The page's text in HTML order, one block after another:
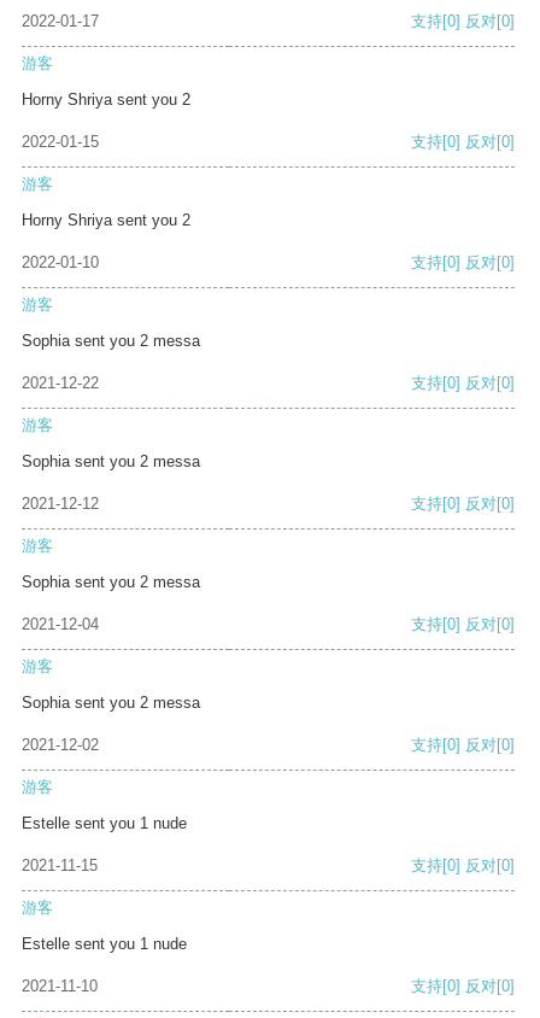
2022-01-17 支持[0] 反对[0]
游客
Horny Shriya sent you 2
2022-01-15 支持[0] 反对[0]
游客
Horny Shriya sent you 2
2022-01-10 支持[0] 反对[0]
游客
Sophia sent you 2 messa
2021-12-22 支持[0] 反对[0]
游客
Sophia sent you 2 messa
2021-12-12 支持[0] 反对[0]
游客
Sophia sent you 2 messa
2021-12-04 支持[0] 反对[0]
游客
Sophia sent you 2 messa
2021-12-02 支持[0] 反对[0]
游客
Estelle sent you 1 nude
2021-11-15 支持[0] 反对[0]
游客
Estelle sent you 1 nude
2021-11-10 支持[0] 反对[0]